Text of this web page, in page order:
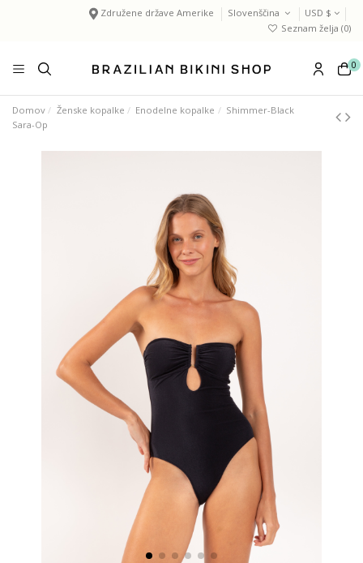
Združene države Amerike Slovenščina
USD $
Seznam želja (0)
0
Domov Ženske kopalke Enodelne kopalke
Shimmer-Black
Sara-Op